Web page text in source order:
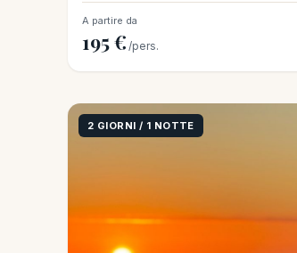
A partire da
195 € /pers.
2 GIORNI / 1 NOTTE